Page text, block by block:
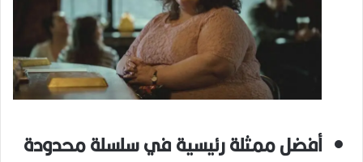
أفضل ممثلة رئيسية في سلسلة محدودة